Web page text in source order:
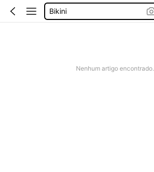
Bikini
Nenhum artigo encontrado.